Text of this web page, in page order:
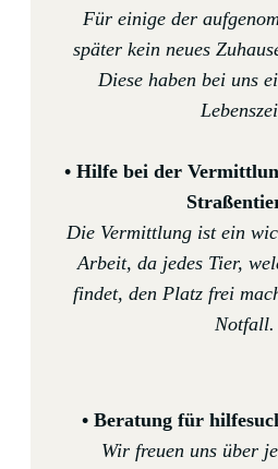
Für einige der
später kein neues
Diese haben bei uns
• Hilfe bei der
Die Vermittlung ist ein
Arbeit, da jedes Tier,
findet, den Platz frei
Notfall.
• Beratung für
Wir freuen uns über